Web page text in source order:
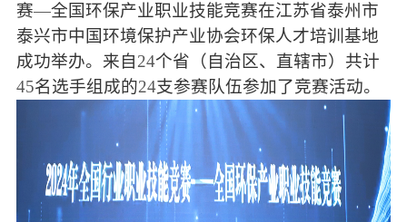
赛—全国环保产业职业技能竞赛在江苏省泰州市
泰兴市中国环境保护产业协会环保人才培训基地
成功举办。来自24个省（自治区、直辖市）共计
45名选手组成的24支参赛队伍参加了竞赛活动。